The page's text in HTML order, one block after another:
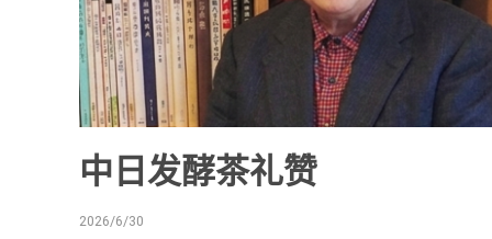
中日发酵茶礼赞
2026/6/30